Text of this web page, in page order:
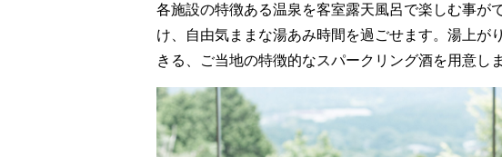
各施設の特徴ある温泉を客室露天風呂で楽しむ事が
け、自由気ままな湯あみ時間を過ごせます。湯上が
きる、ご当地の特徴的なスパークリング酒を用意しま